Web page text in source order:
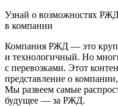
Узнай о возможностях
в компании
Компания РЖД — это
и технологичный. Но
с перевозками. Этот
представление о
Мы развеем самые
будущее — за РЖД.